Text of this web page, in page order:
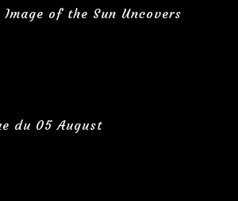
Image of the Sun Uncovers
du 05 August